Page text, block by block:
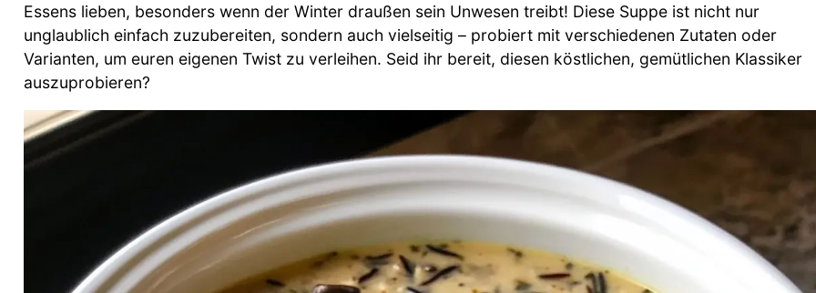
Essens lieben, besonders wenn der Winter draußen sein Unwesen treibt! Diese Suppe ist nicht nur
unglaublich einfach zuzubereiten, sondern auch vielseitig – probiert mit verschiedenen Zutaten oder
Varianten, um euren eigenen Twist zu verleihen. Seid ihr bereit, diesen köstlichen, gemütlichen Klassiker
auszuprobieren?